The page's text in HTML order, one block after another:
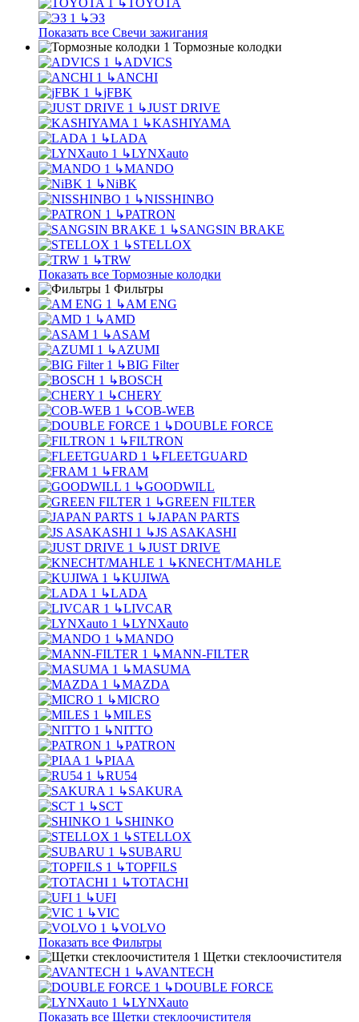
↳ЭЗ
Показать все Свечи зажигания
Тормозные колодки
↳ADVICS
↳ANCHI
↳jFBK
↳JUST DRIVE
↳KASHIYAMA
↳LADA
↳LYNXauto
↳MANDO
↳NiBK
↳NISSHINBO
↳PATRON
↳SANGSIN BRAKE
↳STELLOX
↳TRW
Показать все Тормозные колодки
Фильтры
↳AM ENG
↳AMD
↳ASAM
↳AZUMI
↳BIG Filter
↳BOSCH
↳CHERY
↳COB-WEB
↳DOUBLE FORCE
↳FILTRON
↳FLEETGUARD
↳FRAM
↳GOODWILL
↳GREEN FILTER
↳JAPAN PARTS
↳JS ASAKASHI
↳JUST DRIVE
↳KNECHT/MAHLE
↳KUJIWA
↳LADA
↳LIVCAR
↳LYNXauto
↳MANDO
↳MANN-FILTER
↳MASUMA
↳MAZDA
↳MICRO
↳MILES
↳NITTO
↳PATRON
↳PIAA
↳RU54
↳SAKURA
↳SCT
↳SHINKO
↳STELLOX
↳SUBARU
↳TOPFILS
↳TOTACHI
↳UFI
↳VIC
↳VOLVO
Показать все Фильтры
Щетки стеклоочистителя
↳AVANTECH
↳DOUBLE FORCE
↳LYNXauto
Показать все Щетки стеклоочистителя